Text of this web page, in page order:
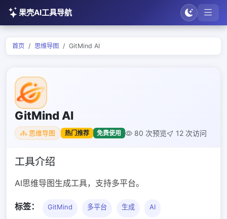
果壳AI工具导航
首页 思维导图 GitMind AI
GitMind AI
思维导图 热门推荐 免费使用 80 次预览 12 次访问
工具介绍
AI思维导图生成工具，支持多平台。
标签： GitMind 多平台 生成 AI